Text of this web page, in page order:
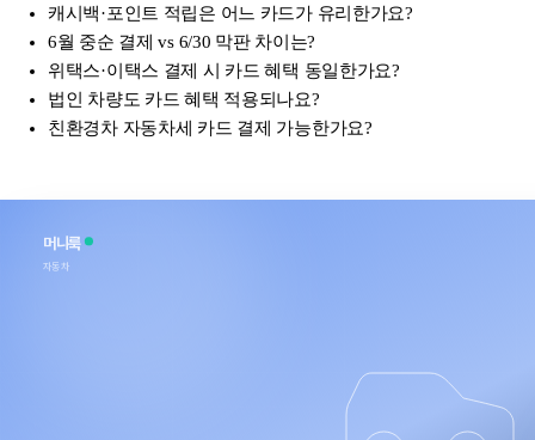
캐시백·포인트 적립은 어느 카드가 유리한가요?
6월 중순 결제 vs 6/30 막판 차이는?
위택스·이택스 결제 시 카드 혜택 동일한가요?
법인 차량도 카드 혜택 적용되나요?
친환경차 자동차세 카드 결제 가능한가요?
머니룩
자동차